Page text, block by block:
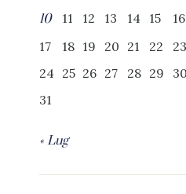
10
11 12 13 14 15
16
17
18 19 20 21 22
23
24 25 26 27 28 29
30
31
« Lug